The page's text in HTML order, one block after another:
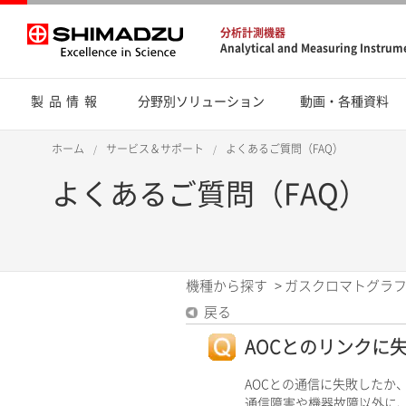
分析計測機器
Analytical and Measuring
製品情報 分野別ソリューション 動画・各種資料
ホーム サービス＆サポート よくあるご質問（FAQ）
よくあるご質問（FAQ）
機種から探す > ガスクロマトグラ
戻る
AOCとのリンクに
AOCとの通信に失敗したか
通信障害や機器故障以外に